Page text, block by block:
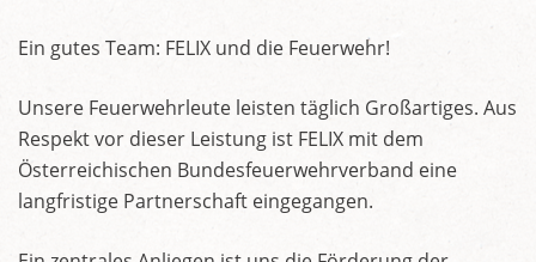
Ein gutes Team: FELIX und die Feuerwehr!
Unsere Feuerwehrleute leisten täglich Großartiges. Aus
Respekt vor dieser Leistung ist FELIX mit dem
Österreichischen Bundesfeuerwehrverband eine
langfristige Partnerschaft eingegangen.